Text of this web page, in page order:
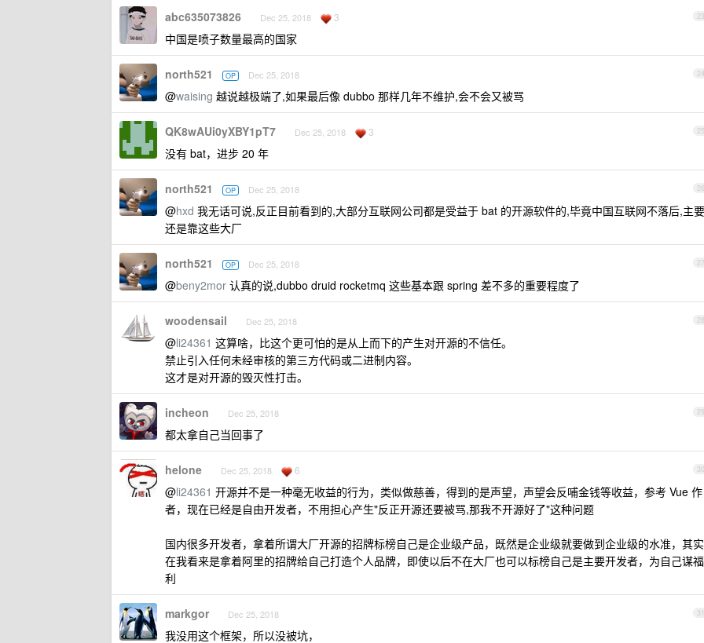
23
abc635073826 Dec 25, 2018 3
中国是喷子数量最高的国家
24
north521 OP Dec 25, 2018
@waising 越说越极端了,如果最后像 dubbo 那样几年不维护,会不会又被骂
25
QK8wAUi0yXBY1pT7 Dec 25, 2018 3
没有 bat，进步 20 年
26
north521 OP Dec 25, 2018
@hxd 我无话可说,反正目前看到的,大部分互联网公司都是受益于 bat 的开源软件的,毕竟中国互联网不落后,主要
还是靠这些大厂
27
north521 OP Dec 25, 2018
@beny2mor 认真的说,dubbo druid rocketmq 这些基本跟 spring 差不多的重要程度了
28
woodensail Dec 25, 2018
@li24361 这算啥，比这个更可怕的是从上而下的产生对开源的不信任。
禁止引入任何未经审核的第三方代码或二进制内容。
这才是对开源的毁灭性打击。
29
incheon Dec 25, 2018
都太拿自己当回事了
30
helone Dec 25, 2018 6
@li24361 开源并不是一种毫无收益的行为，类似做慈善，得到的是声望，声望会反哺金钱等收益，参考 Vue 作
者，现在已经是自由开发者，不用担心产生"反正开源还要被骂,那我不开源好了"这种问题
国内很多开发者，拿着所谓大厂开源的招牌标榜自己是企业级产品，既然是企业级就要做到企业级的水准，其实
在我看来是拿着阿里的招牌给自己打造个人品牌，即使以后不在大厂也可以标榜自己是主要开发者，为自己谋福
利
31
markgor Dec 25, 2018
我没用这个框架，所以没被坑，